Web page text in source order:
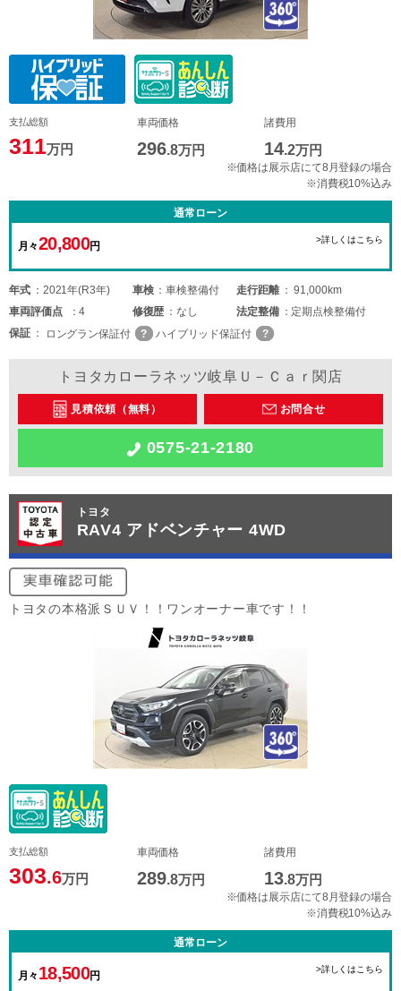
支払総額
311万円
車両価格
296.8万円
諸費用
14.2万円
※価格は展示店にて8月登録の場合
※消費税10%込み
通常ローン
月々20,800円
>詳しくはこちら
年式 2021年(R3年) 車検 車検整備付 走行距離
91,000km
車両評価点 4 修復歴 なし 法定整備
定期点検整備付
保証
ロングラン保証付 ハイブリッド保証付
トヨタカローラネッツ岐阜Ｕ－Ｃａｒ関店
見積依頼（無料） お問合せ
0575-21-2180
トヨタ
RAV4 アドベンチャー 4WD
トヨタの本格派ＳＵＶ！！ワンオーナー車です！！
支払総額
303.6万円
車両価格
289.8万円
諸費用
13.8万円
※価格は展示店にて8月登録の場合
※消費税10%込み
通常ローン
月々 18,500円
>詳しくはこちら